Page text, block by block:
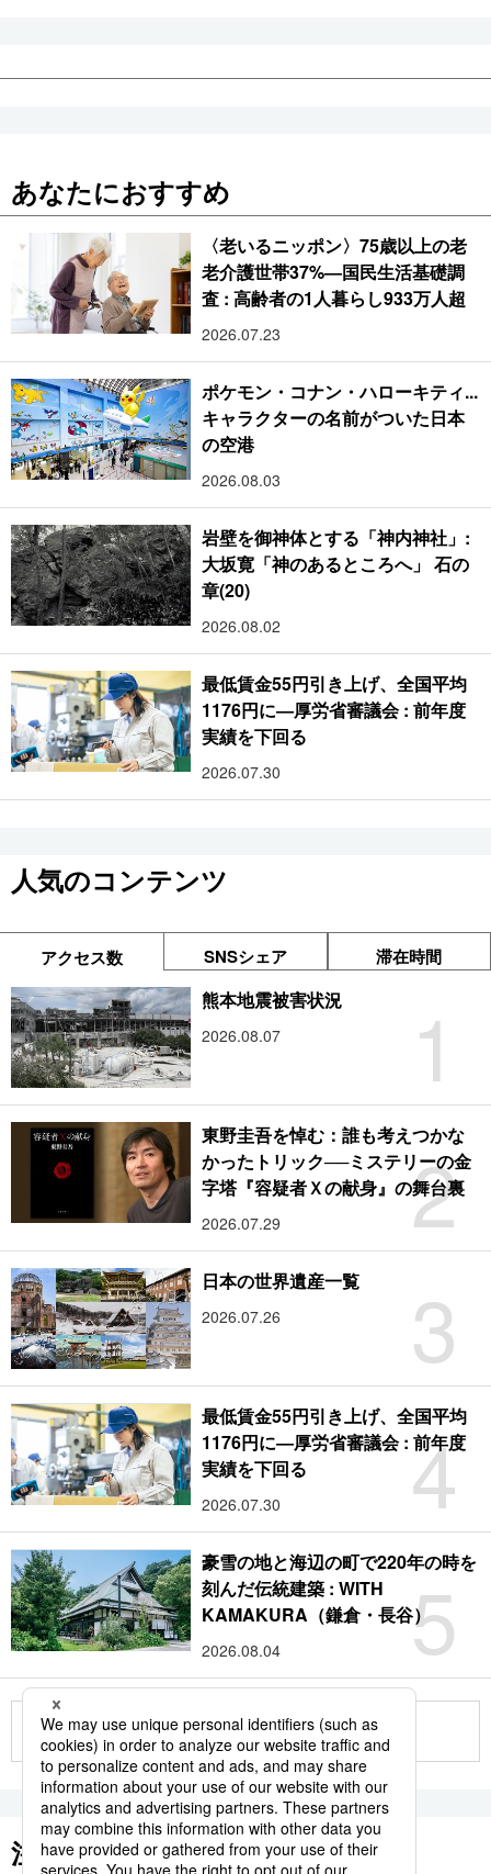
あなたにおすすめ
〈老いるニッポン〉75歳以上の老
老介護世帯37%―国民生活基礎調
査 : 高齢者の1人暮らし933万人超
2026.07.23
ポケモン・コナン・ハローキティ...
キャラクターの名前がついた日本
の空港
2026.08.03
岩壁を御神体とする「神内神社」:
大坂寛「神のあるところへ」 石の
章(20)
2026.08.02
最低賃金55円引き上げ、全国平均
1176円に―厚労省審議会 : 前年度
実績を下回る
2026.07.30
人気のコンテンツ
アクセス数 SNSシェア 滞在時間
1
熊本地震被害状況
2026.08.07
2
東野圭吾を悼む：誰も考えつかな
かったトリック──ミステリーの金
字塔『容疑者Ｘの献身』の舞台裏
2026.07.29
3
日本の世界遺産一覧
2026.07.26
4
最低賃金55円引き上げ、全国平均
1176円に―厚労省審議会 : 前年度
実績を下回る
2026.07.30
5
豪雪の地と海辺の町で220年の時を
刻んだ伝統建築 : WITH
KAMAKURA（鎌倉・長谷）
2026.08.04
もっと見る
注目のキーワード